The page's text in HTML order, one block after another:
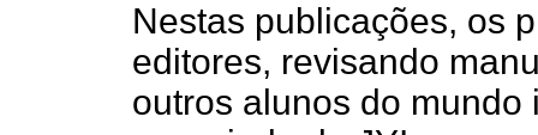
Nestas publicações, os
editores, revisando
outros alunos do